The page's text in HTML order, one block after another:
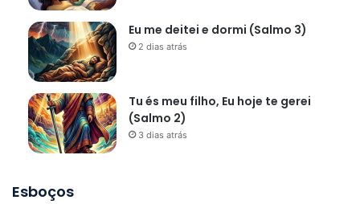
Eu me deitei e dormi (Salmo 3)
2 dias atrás
Tu és meu filho, Eu hoje te gerei
(Salmo 2)
3 dias atrás
Esboços